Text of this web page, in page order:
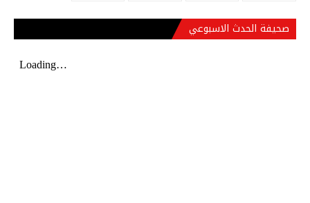
صحيفة الحدث الاسبوعي